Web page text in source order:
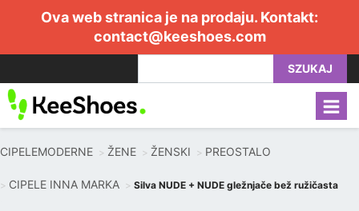
Ova web stranica je na prodaju. Kontakt:
contact@keeshoes.com
SZUKAJ
CIPELEMODERNE ŽENE ŽENSKI PREOSTALO
CIPELE INNA MARKA Silva NUDE + NUDE gležnjače bež ružičasta